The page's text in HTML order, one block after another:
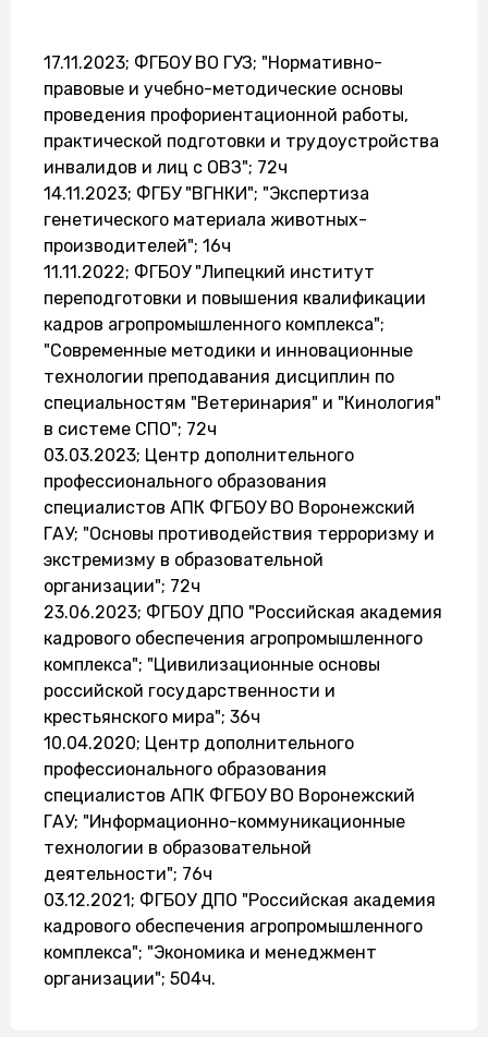
17.11.2023; ФГБОУ ВО ГУЗ; "Нормативно-
правовые и учебно-методические основы
проведения профориентационной работы,
практической подготовки и трудоустройства
инвалидов и лиц с ОВЗ"; 72ч
14.11.2023; ФГБУ "ВГНКИ"; "Экспертиза
генетического материала животных-
производителей"; 16ч
11.11.2022; ФГБОУ "Липецкий институт
переподготовки и повышения квалификации
кадров агропромышленного комплекса";
"Современные методики и инновационные
технологии преподавания дисциплин по
специальностям "Ветеринария" и "Кинология"
в системе СПО"; 72ч
03.03.2023; Центр дополнительного
профессионального образования
специалистов АПК ФГБОУ ВО Воронежский
ГАУ; "Основы противодействия терроризму и
экстремизму в образовательной
организации"; 72ч
23.06.2023; ФГБОУ ДПО "Российская академия
кадрового обеспечения агропромышленного
комплекса"; "Цивилизационные основы
российской государственности и
крестьянского мира"; 36ч
10.04.2020; Центр дополнительного
профессионального образования
специалистов АПК ФГБОУ ВО Воронежский
ГАУ; "Информационно-коммуникационные
технологии в образовательной
деятельности"; 76ч
03.12.2021; ФГБОУ ДПО "Российская академия
кадрового обеспечения агропромышленного
комплекса"; "Экономика и менеджмент
организации"; 504ч.